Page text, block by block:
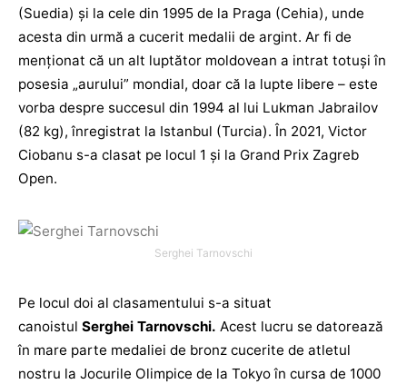
(Suedia) și la cele din 1995 de la Praga (Cehia), unde
acesta din urmă a cucerit medalii de argint. Ar fi de
menționat că un alt luptător moldovean a intrat totuși în
posesia „aurului” mondial, doar că la lupte libere – este
vorba despre succesul din 1994 al lui Lukman Jabrailov
(82 kg), înregistrat la Istanbul (Turcia). În 2021, Victor
Ciobanu s-a clasat pe locul 1 și la Grand Prix Zagreb
Open.
Serghei Tarnovschi
Pe locul doi al clasamentului s-a situat
canoistul Serghei Tarnovschi. Acest lucru se datorează
în mare parte medaliei de bronz cucerite de atletul
nostru la Jocurile Olimpice de la Tokyo în cursa de 1000